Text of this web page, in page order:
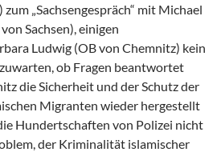
„Sachsengespräch“ mit Michael
Sachsen), einigen
Ludwig (OB von Chemnitz) kein
ob Fragen beantwortet
die Sicherheit und der Schutz der
Migranten wieder hergestellt
Hundertschaften von Polizei nicht
der Kriminalität islamischer